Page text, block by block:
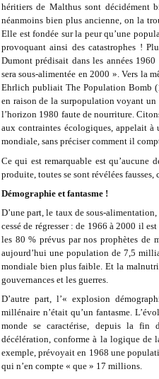
héritiers de Malthus sont décidément
néanmoins bien plus ancienne, on la
Elle est fondée sur la peur qu’une
provoquant ainsi des catastrophes !
Dumont prédisait dans les années
sera sous-alimentée en 2000 ». Vers la
Ehrlich publiait The Population Bomb
en raison de la surpopulation voyant
l’horizon 1980 faute de nourriture.
aux contraintes écologiques, appelait
mondiale, sans préciser comment il
Ce qui est remarquable est qu’aucune
produite, toutes se sont révélées fausses,
Démographie et fantasme !
D’une part, le taux de sous-
cessé de régresser : de 1966 à 2000 il
les 80 % prévus par nos prophètes de
aujourd’hui une population de 7,5
mondiale bien plus faible. Et la
gouvernances et les guerres.
D’autre part, l’« explosion
millénaire n’était qu’un fantasme.
monde se caractérise, depuis la fin
décélération, conforme à la logique de
exemple, prévoyait en 1968 une
qui n’en compte « que » 17 millions.